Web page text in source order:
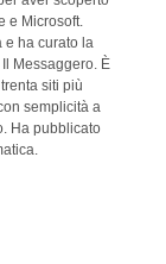
e Microsoft.
e ha curato la
Messaggero. È
siti più
semplicità a
Ha pubblicato